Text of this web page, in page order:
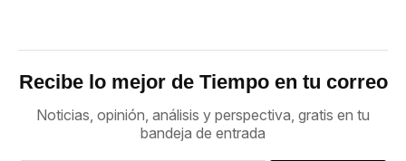
Recibe lo mejor de Tiempo en tu correo
Noticias, opinión, análisis y perspectiva, gratis en tu
bandeja de entrada